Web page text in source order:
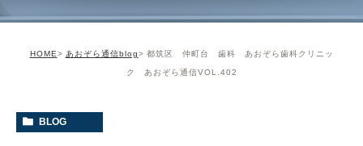
HOME あおぞら通信blog 都筑区 仲町台 歯科 あおぞら歯科クリニッ
ク あおぞら通信VOL.402
BLOG